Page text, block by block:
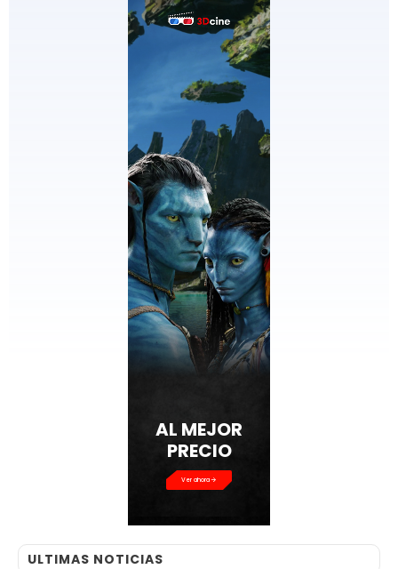
AL MEJOR
PRECIO
Ver ahora
ULTIMAS NOTICIAS